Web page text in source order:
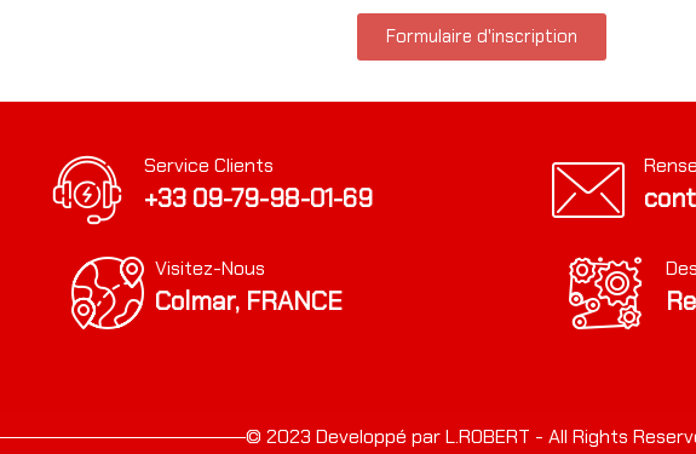
Formulaire d'inscription
Service Clients
+33 09-79-98-01-69
Visitez-Nous
Colmar, FRANCE
© 2023 Developpé par L.ROBERT - All Rights